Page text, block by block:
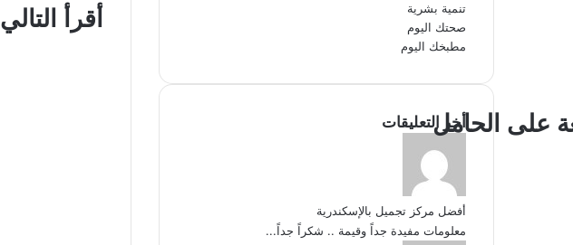
و
ك
د
إ
ا
ب
اة
أقرأ التالي
على الحامل
تنمية بشرية
صحتك اليوم
مطبخك اليوم
أخر التعليقات
أفضل مركز تجميل بالإسكندرية
معلومات مفيدة جداً وقيمة .. شكراً جداً...